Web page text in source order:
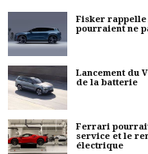
Fisker rappelle
pourraient ne
Lancement du
de la batterie
Ferrari pourrait
service et le
électrique